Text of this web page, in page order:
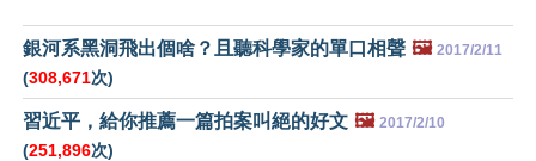
銀河系黑洞飛出個啥？且聽科學家的單口相聲 🖼️ 2017/2/11
(308,671次)
習近平，給你推薦一篇拍案叫絕的好文 🖼️ 2017/2/10
(251,896次)